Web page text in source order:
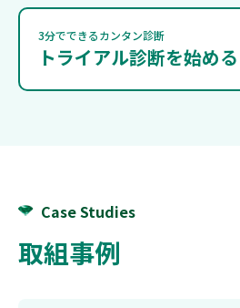
3分でできるカンタン診断
トライアル診断を始める
Case Studies
取組事例